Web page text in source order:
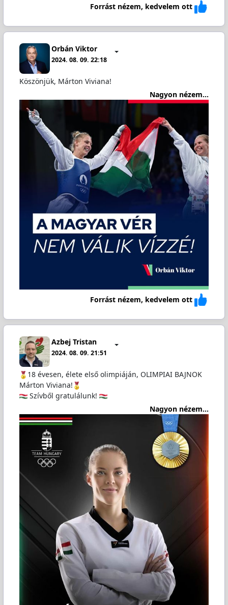
Forrást nézem, kedvelem ott
Orbán Viktor
2024. 08. 09. 22:18
Köszönjük, Márton Viviana!
Nagyon nézem...
Forrást nézem, kedvelem ott
Azbej Tristan
2024. 08. 09. 21:51
18 évesen, élete első olimpiáján, OLIMPIAI BAJNOK
Márton Viviana!
Szívből gratulálunk!
Nagyon nézem...